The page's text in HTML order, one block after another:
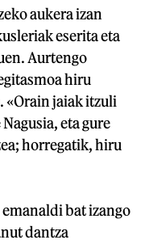
aukera izan
eserita eta
Aurtengo
hiru
«Orain jaiak itzuli
eta gure
horregatik, hiru
bat izango
dantza